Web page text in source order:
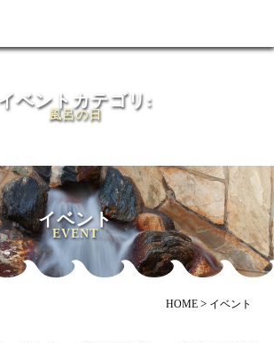
イベントカテゴリ:
風呂の日
イベント
EVENT
HOME > イベント